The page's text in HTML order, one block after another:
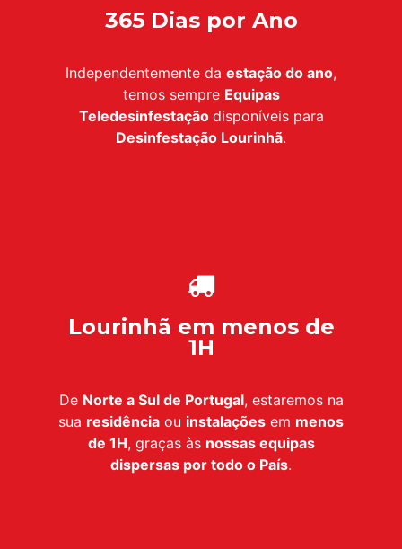
365 Dias por Ano
Independentemente da estação do ano,
temos sempre Equipas
Teledesinfestação disponíveis para
Desinfestação Lourinhã.
Lourinhã em menos de
1H
De Norte a Sul de Portugal, estaremos na
sua residência ou instalações em menos
de 1H, graças às nossas equipas
dispersas por todo o País.